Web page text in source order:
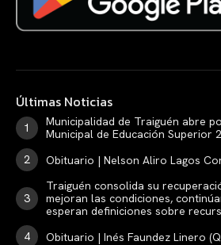
Últimas Noticias
Municipalidad de Traiguén abre
Municipal de Educación Superior
Obituario | Nelson Aliro Lagos
Traiguén consolida su
mejoran las condiciones,
esperan definiciones sobre
Obituario | Inés Faundez Linero